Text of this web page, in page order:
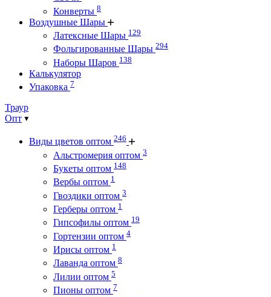
Конверты 8
Воздушные Шары
Латексные Шары 129
Фольгированные Шары 294
Наборы Шаров 138
Калькулятор
Упаковка 7
Траур
Опт
Виды цветов оптом 246
Альстромерия оптом 3
Букеты оптом 148
Вербы оптом 1
Гвоздики оптом 3
Герберы оптом 1
Гипсофилы оптом 19
Гортензии оптом 4
Ирисы оптом 1
Лаванда оптом 8
Лилии оптом 5
Пионы оптом 7